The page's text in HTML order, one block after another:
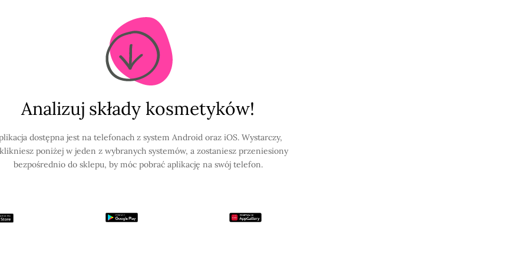
Analizuj składy kosmetyków!
dostępna jest na telefonach z system Android oraz iOS. Wystarczy,
poniżej w jeden z wybranych systemów, a zostaniesz przeniesiony
bezpośrednio do sklepu, by móc pobrać aplikację na swój telefon.